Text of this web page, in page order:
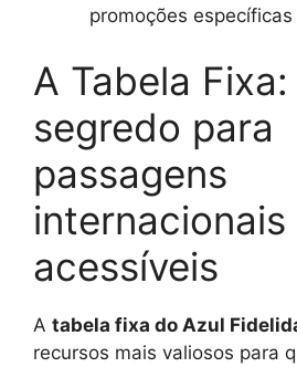
promoções
A Tabela Fixa:
segredo para
passagens
internacionais
acessíveis
A tabela fixa do Azul
recursos mais valiosos para